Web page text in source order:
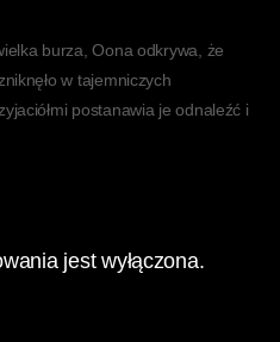
burza, Oona odkrywa, że
w tajemniczych
postanawia je odnaleźć i
jest wyłączona.